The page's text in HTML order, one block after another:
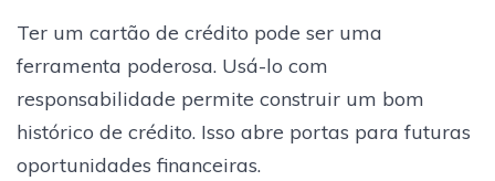
Ter um cartão de crédito pode ser uma
ferramenta poderosa. Usá-lo com
responsabilidade permite construir um bom
histórico de crédito. Isso abre portas para futuras
oportunidades financeiras.